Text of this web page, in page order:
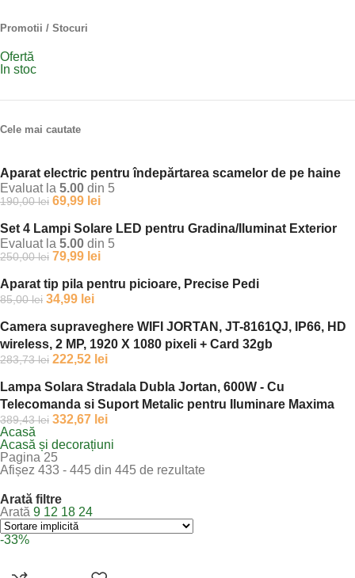
Promotii / Stocuri
Ofertă
In stoc
Cele mai cautate
Aparat electric pentru îndepărtarea scamelor de pe haine
Evaluat la 5.00 din 5
190,00lei 69,99 lei
Set 4 Lampi Solare LED pentru Gradina/Iluminat Exterior
Evaluat la 5.00 din 5
250,00lei 79,99 lei
Aparat tip pila pentru picioare, Precise Pedi
85,00lei 34,99 lei
Camera supraveghere WIFI JORTAN, JT-8161QJ, IP66, HD
wireless, 2 MP, 1920 X 1080 pixeli + Card 32gb
283,73lei 222,52 lei
Lampa Solara Stradala Dubla Jortan, 600W - Cu
Telecomanda si Suport Metalic pentru Iluminare Maxima
389,43lei 332,67 lei
Acasă
Acasă și decorațiuni
Pagina 25
Afișez 433 - 445 din 445 de rezultate
Arată filtre
Arată 9 12 18 24
-33%